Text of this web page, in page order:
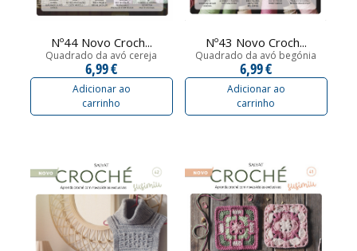
Nº44 Novo Croch...
Quadrado da avó cereja
6,99 €
Adicionar ao
carrinho
Nº43 Novo Croch...
Quadrado da avó begónia
6,99 €
Adicionar ao
carrinho